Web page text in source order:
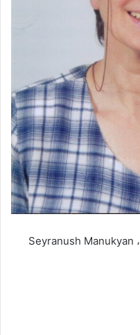
Seyranush Manukyan ، متخصصة فى تاريخ الفن ، أستاذة فى